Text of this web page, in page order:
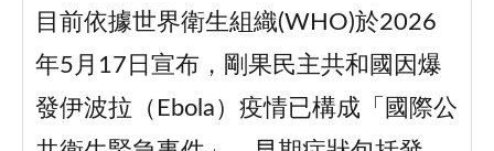
目前依據世界衛生組織(WHO)於2026
年5月17日宣布，剛果民主共和國因爆
發伊波拉（Ebola）疫情已構成「國際公